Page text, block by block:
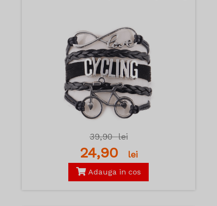
39,90lei
24,90 lei
Adauga in cos